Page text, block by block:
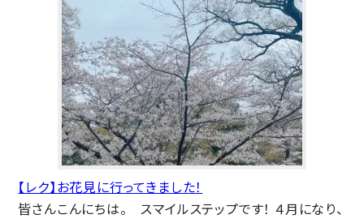
【レク】お花見に行ってきました！
皆さんこんにちは。 スマイルステップです！ ４月になり、